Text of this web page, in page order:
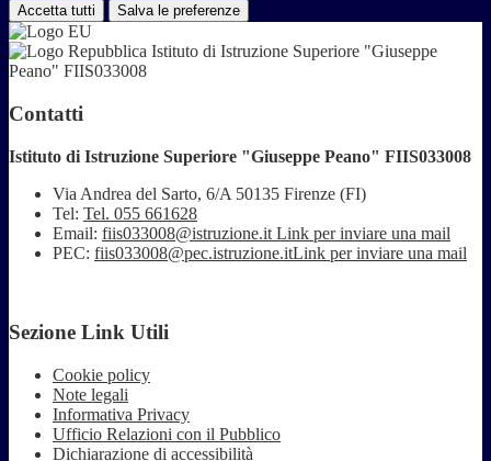
Accetta tutti Salva le preferenze
Istituto di Istruzione Superiore "Giuseppe
Peano" FIIS033008
Contatti
Istituto di Istruzione Superiore "Giuseppe Peano" FIIS033008
Via Andrea del Sarto, 6/A 50135 Firenze (FI)
Tel: Tel. 055 661628
Email: fiis033008@istruzione.it Link per inviare una mail
PEC: fiis033008@pec.istruzione.itLink per inviare una mail
Sezione Link Utili
Cookie policy
Note legali
Informativa Privacy
Ufficio Relazioni con il Pubblico
Dichiarazione di accessibilità